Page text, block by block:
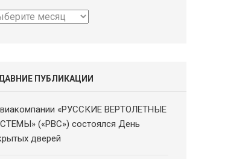
ПУБЛИКАЦИИ
«РУССКИЕ ВЕРТОЛЕТНЫЕ
(«РВС») состоялся День
дверей